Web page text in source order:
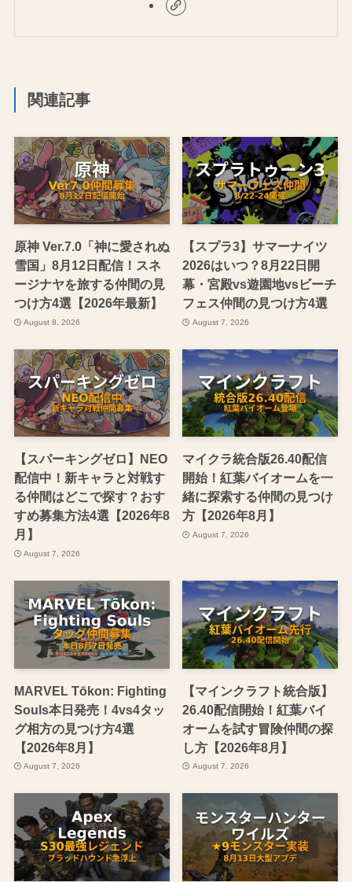
関連記事
原神 Ver.7.0「神に愛されぬ
雪国」8月12日配信！スネ
ージナヤを旅する仲間の見
つけ方4選【2026年最新】
August 8, 2026
【スプラ3】サマーナイツ
2026はいつ？8月22日開
幕・宮殿vs遊園地vsビーチ
フェス仲間の見つけ方4選
August 7, 2026
【スパーキングゼロ】NEO
配信中！新キャラと対戦す
る仲間はどこで探す？おす
すめ募集方法4選【2026年8
月】
August 7, 2026
マイクラ統合版26.40配信
開始！紅葉バイオームを一
緒に探索する仲間の見つけ
方【2026年8月】
August 7, 2026
MARVEL Tōkon: Fighting
Souls本日発売！4vs4タッ
グ相方の見つけ方4選
【2026年8月】
August 7, 2026
【マインクラフト統合版】
26.40配信開始！紅葉バイ
オームを試す冒険仲間の探
し方【2026年8月】
August 7, 2026